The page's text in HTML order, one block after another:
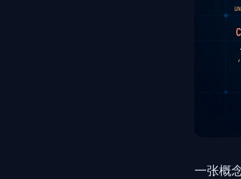
一张概